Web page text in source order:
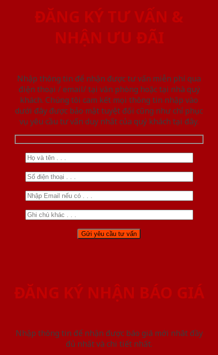
ĐĂNG KÝ TƯ VẤN &
NHẬN ƯU ĐÃI
Nhập thông tin để nhận được tư vấn miễn phí qua
điện thoại / email/ tại văn phòng hoặc tại nhà quý
khách. Chúng tôi cam kết mọi thông tin nhập vào
dưới đây được bảo mật tuyệt đối cũng như chỉ phục
vụ yêu cầu tư vấn duy nhất của quý khách tại đây.
ĐĂNG KÝ NHẬN BÁO GIÁ
Nhập thông tin để nhận được báo giá mới nhât đầy
đủ nhất và chi tiết nhất.